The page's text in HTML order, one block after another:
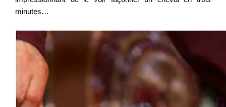
minutes…